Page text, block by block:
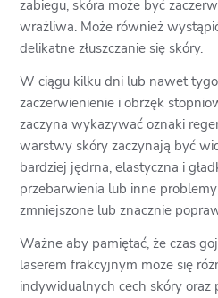
zabiegu, skóra może być
wrażliwa. Może również
delikatne złuszczanie się skóry.
W ciągu kilku dni lub nawet
zaczerwienienie i obrzęk
zaczyna wykazywać oznaki
warstwy skóry zaczynają być
bardziej jędrna, elastyczna i
przebarwienia lub inne
zmniejszone lub znacznie
Ważne aby pamiętać, że czas
laserem frakcyjnym może się
indywidualnych cech skóry oraz